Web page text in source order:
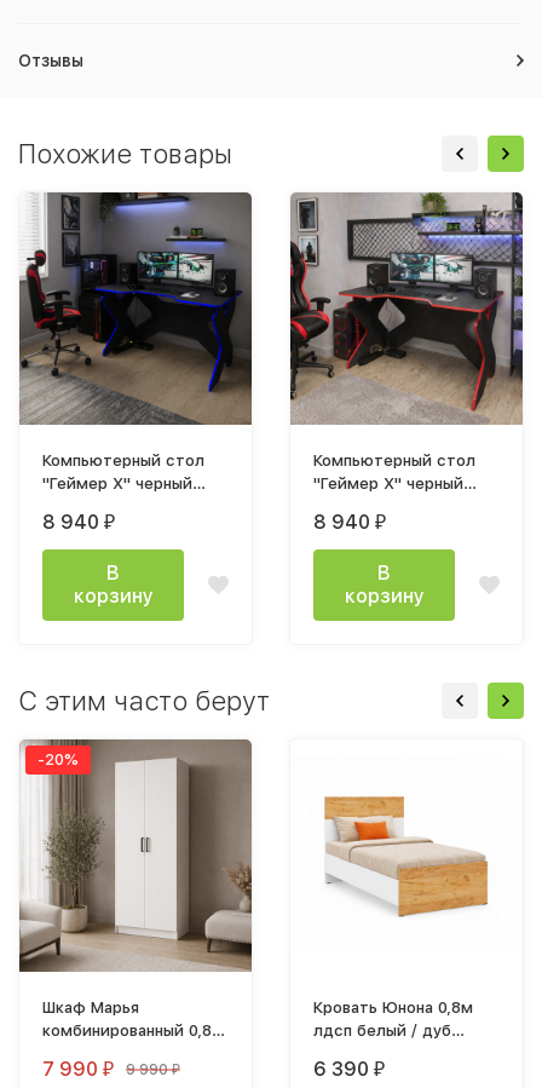
Отзывы
Похожие товары
Компьютерный стол
"Геймер Х" черный
8 940 ₽
В
корзину
Компьютерный стол
"Геймер Х" черный
8 940 ₽
В
корзину
С этим часто берут
-20%
Шкаф Марья
комбинированный 0,8м
7 990 ₽ 9 990₽
Кровать Юнона 0,8м
лдсп белый / дуб
6 390 ₽